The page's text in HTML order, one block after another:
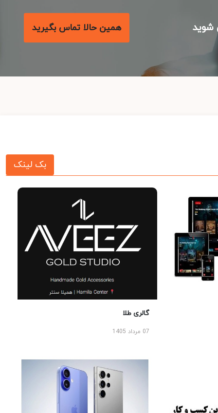
همین حالا تماس بگیرید
بک لینک
گالری طلا
07 مرداد 1405